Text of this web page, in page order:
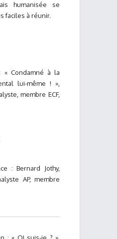
humanisée se
faciles à réunir.
« Condamné à la
lui-même ! »,
membre ECF,
: Bernard Jothy,
AP, membre